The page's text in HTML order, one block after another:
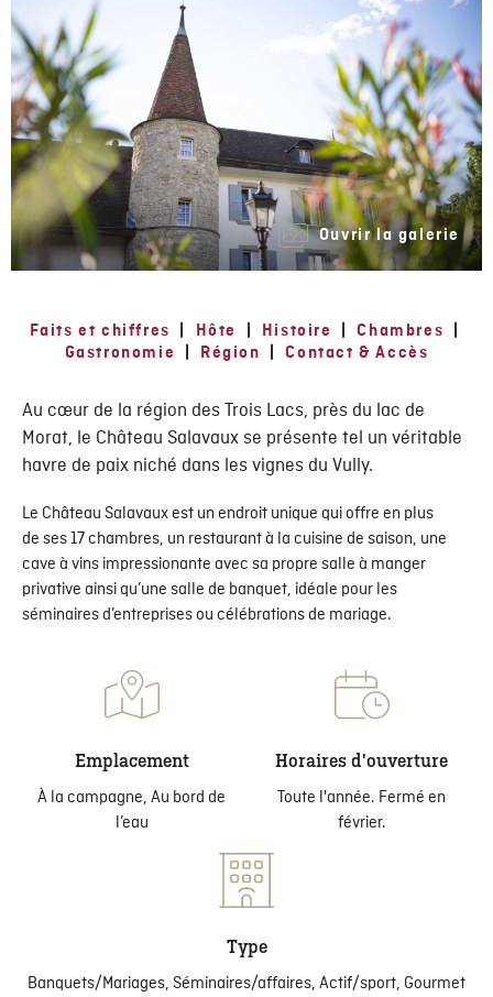
Ouvrir la galerie
Faits et chiffres Hôte Histoire Chambres
Gastronomie
Région Contact & Accès
Au cœur de la région des Trois Lacs, près du lac de
Morat, le Château Salavaux se présente tel un véritable
havre de paix niché dans les vignes du Vully.
Le Château Salavaux est un endroit unique qui offre en plus
de ses 17 chambres, un restaurant à la cuisine de saison, une
cave à vins impressionante avec sa propre salle à manger
privative ainsi qu’une salle de banquet, idéale pour les
séminaires d’entreprises ou célébrations de mariage.
Emplacement
À la campagne, Au bord de
l’eau
Horaires d'ouverture
Toute l'année. Fermé en
février.
Type
Banquets/Mariages, Séminaires/affaires, Actif/sport, Gourmet